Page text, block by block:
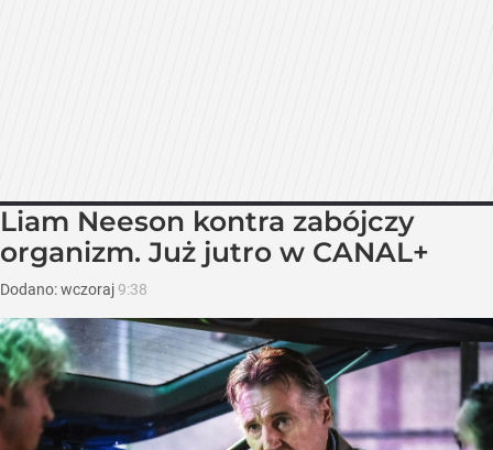
Liam Neeson kontra zabójczy
organizm. Już jutro w CANAL+
Dodano:wczoraj 9:38